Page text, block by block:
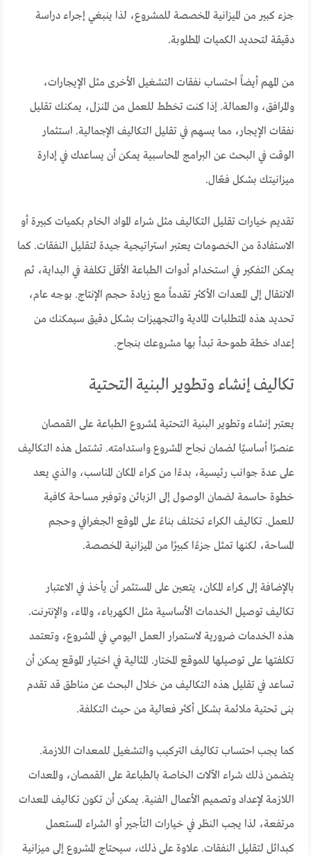
جزء كبير من الميزانية المخصصة للمشروع، لذا ينبغي إجراء دراسة
دقيقة لتحديد الكميات المطلوبة.
من المهم أيضاً احتساب نفقات التشغيل الأخرى مثل الإيجارات،
والمرافق، والعمالة. إذا كنت تخطط للعمل من المنزل، يمكنك تقليل
نفقات الإيجار، مما يسهم في تقليل التكاليف الإجمالية. استثمار
الوقت في البحث عن البرامج المحاسبية يمكن أن يساعدك في إدارة
ميزانيتك بشكل فعّال.
تقديم خيارات تقليل التكاليف مثل شراء المواد الخام بكميات كبيرة أو
الاستفادة من الخصومات يعتبر استراتيجية جيدة لتقليل النفقات. كما
يمكن التفكير في استخدام أدوات الطباعة الأقل تكلفة في البداية، ثم
الانتقال إلى المعدات الأكثر تقدماً مع زيادة حجم الإنتاج. بوجه عام،
تحديد هذه المتطلبات المادية والتجهيزات بشكل دقيق سيمكنك من
إعداد خطة طموحة تبدأ بها مشروعك بنجاح.
تكاليف إنشاء وتطوير البنية التحتية
يعتبر إنشاء وتطوير البنية التحتية لمشروع الطباعة على القمصان
عنصرًا أساسيًا لضمان نجاح المشروع واستدامته. تشتمل هذه التكاليف
على عدة جوانب رئيسية، بدءًا من كراء المكان المناسب، والذي يعد
خطوة حاسمة لضمان الوصول إلى الزبائن وتوفير مساحة كافية
للعمل. تكاليف الكراء تختلف بناءً على الموقع الجغرافي وحجم
المساحة، لكنها تمثل جزءًا كبيرًا من الميزانية المخصصة.
بالإضافة إلى كراء المكان، يتعين على المستثمر أن يأخذ في الاعتبار
تكاليف توصيل الخدمات الأساسية مثل الكهرباء، والماء، والإنترنت.
هذه الخدمات ضرورية لاستمرار العمل اليومي في المشروع، وتعتمد
تكلفتها على توصيلها للموقع المختار. المثالية في اختيار الموقع يمكن أن
تساعد في تقليل هذه التكاليف من خلال البحث عن مناطق قد تقدم
بنى تحتية ملائمة بشكل أكثر فعالية من حيث التكلفة.
كما يجب احتساب تكاليف التركيب والتشغيل للمعدات اللازمة.
يتضمن ذلك شراء الآلات الخاصة بالطباعة على القمصان، والمعدات
اللازمة لإعداد وتصميم الأعمال الفنية. يمكن أن تكون تكاليف المعدات
مرتفعة، لذا يجب النظر في خيارات التأجير أو الشراء المستعمل
كبدائل لتقليل النفقات. علاوة على ذلك، سيحتاج المشروع إلى ميزانية